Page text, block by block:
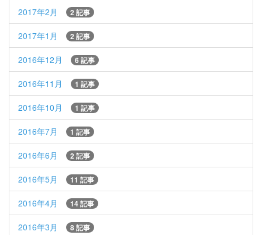
2017年2月 2 記事
2017年1月 2 記事
2016年12月 6 記事
2016年11月 1 記事
2016年10月 1 記事
2016年7月 1 記事
2016年6月 2 記事
2016年5月 11 記事
2016年4月 14 記事
2016年3月 8 記事